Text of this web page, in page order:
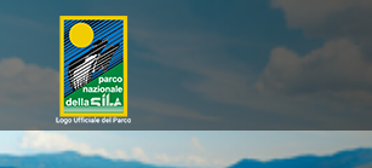
Vai al contenuto principale